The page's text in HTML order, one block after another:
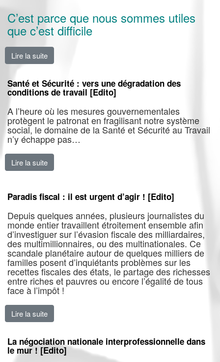
C’est parce que nous sommes utiles
que c’est difficile
Lire la suite
Santé et Sécurité : vers une dégradation des
conditions de travail [Edito]
A l’heure où les mesures gouvernementales
protègent le patronat en fragilisant notre système
social, le domaine de la Santé et Sécurité au Travail
n’y échappe pas…
Lire la suite
Paradis fiscal : il est urgent d’agir ! [Edito]
Depuis quelques années, plusieurs journalistes du
monde entier travaillent étroitement ensemble afin
d’investiguer sur l’évasion fiscale des milliardaires,
des multimillionnaires, ou des multinationales. Ce
scandale planétaire autour de quelques milliers de
familles posent d’inquiétants problèmes sur les
recettes fiscales des états, le partage des richesses
entre riches et pauvres ou encore l’égalité de tous
face à l’impôt !
Lire la suite
La négociation nationale interprofessionnelle dans
le mur ! [Edito]